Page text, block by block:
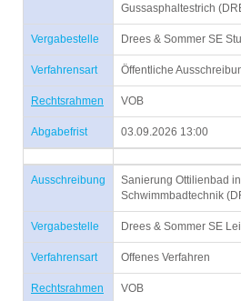
Gussasphaltestrich
Vergabestelle Drees & Sommer SE
Verfahrensart Öffentliche
Rechtsrahmen VOB
Abgabefrist 03.09.2026 13:00
Ausschreibung
Sanierung Ottilienbad
Schwimmbadtechnik
Vergabestelle Drees & Sommer SE
Verfahrensart Offenes Verfahren
Rechtsrahmen VOB